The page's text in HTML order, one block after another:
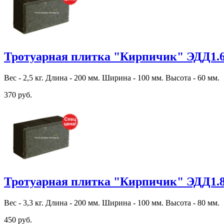
Тротуарная плитка "Кирпичик"
Вес - 2,5 кг. Длина - 200 мм. Ширина - 100 мм. Высота - 60 мм.
370 руб.
Тротуарная плитка "Кирпичик"
Вес - 3,3 кг. Длина - 200 мм. Ширина - 100 мм. Высота - 80 мм.
450 руб.